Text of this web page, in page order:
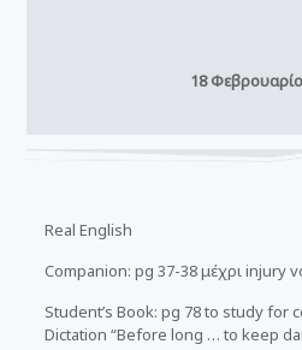
18
Real English
Companion: pg 37-38 μέχρι injury
Student’s Book: pg 78 to study
Dictation “Before long … to keep